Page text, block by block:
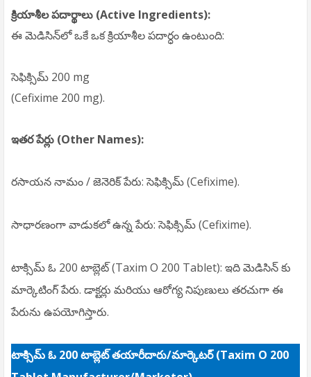
క్రియాశీల పదార్థాలు (Active Ingredients):
ఈ మెడిసిన్‌లో ఒకే ఒక క్రియాశీల పదార్ధం ఉంటుంది:
సెఫిక్సిమ్ 200 mg
(Cefixime 200 mg).
ఇతర పేర్లు (Other Names):
రసాయన నామం / జెనెరిక్ పేరు:సెఫిక్సిమ్ (Cefixime).
సాధారణంగా వాడుకలో ఉన్న పేరు:సెఫిక్సిమ్ (Cefixime).
టాక్సిమ్ ఓ 200 టాబ్లెట్ (Taxim O 200 Tablet): ఇది మెడిసిన్‌ కు
మార్కెటింగ్ పేరు. డాక్టర్లు మరియు ఆరోగ్య నిపుణులు తరచుగా ఈ
పేరును ఉపయోగిస్తారు.
టాక్సిమ్ ఓ 200 టాబ్లెట్ తయారీదారు/మార్కెటర్ (Taxim O 200